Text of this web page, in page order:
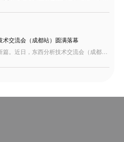
术交流会（成都站）圆满落幕